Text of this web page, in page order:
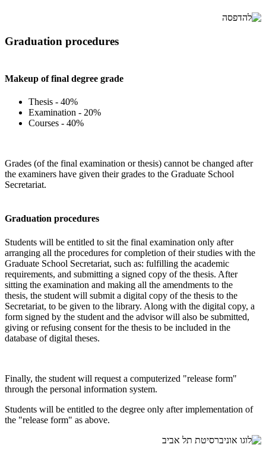
Graduation procedures
Makeup of final degree grade
Thesis - 40%
Examination - 20%
Courses - 40%
Grades (of the final examination or thesis) cannot be changed after
the examiners have given their grades to the Graduate School
Secretariat.
Graduation procedures
Students will be entitled to sit the final examination only after
arranging all the procedures for completion of their studies with the
Graduate School Secretariat, such as: fulfilling the academic
requirements, and submitting a signed copy of the thesis. After
sitting the examination and making all the amendments to the
thesis, the student will submit a digital copy of the thesis to the
Secretariat, to be given to the library. Along with the digital copy, a
form signed by the student and the advisor will also be submitted,
giving or refusing consent for the thesis to be included in the
database ​of digital theses.
Finally, the student will request a computerized "release form"
through the personal information system.
Students will be entitled to the degree only after implementation of
the "release form" as above.